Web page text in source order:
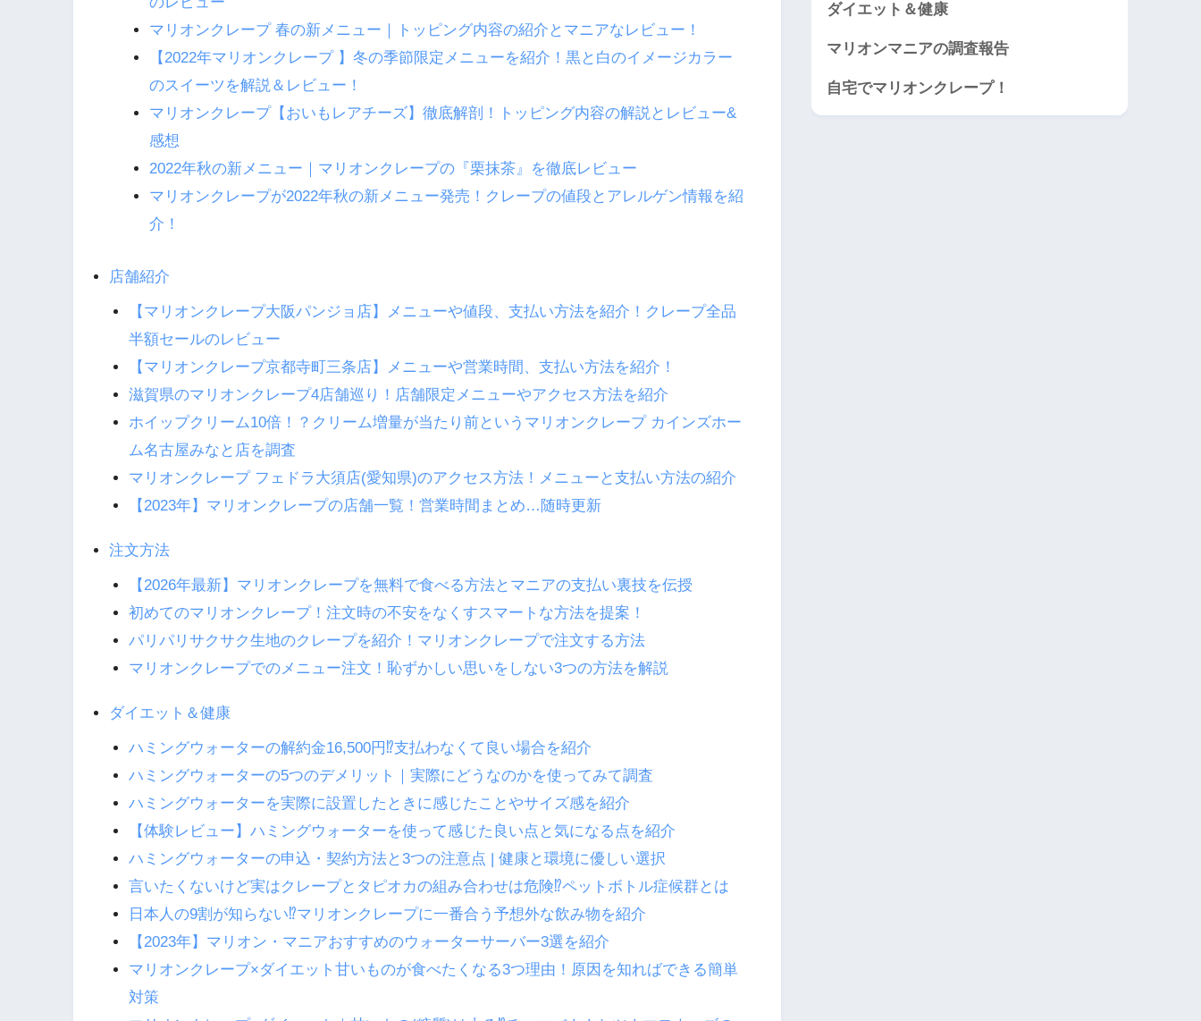
マリオンクレープ 春の新メニュー｜トッピング内容の紹介とマニアなレビュー！
【2022年マリオンクレープ 】冬の季節限定メニューを紹介！黒と白のイメージカラー
のスイーツを解説＆レビュー！
マリオンクレープ【おいもレアチーズ】徹底解剖！トッピング内容の解説とレビュー&
感想
2022年秋の新メニュー｜マリオンクレープの『栗抹茶』を徹底レビュー
マリオンクレープが2022年秋の新メニュー発売！クレープの値段とアレルゲン情報を紹
介！
店舗紹介
【マリオンクレープ大阪パンジョ店】メニューや値段、支払い方法を紹介！クレープ全品
半額セールのレビュー
【マリオンクレープ京都寺町三条店】メニューや営業時間、支払い方法を紹介！
滋賀県のマリオンクレープ4店舗巡り！店舗限定メニューやアクセス方法を紹介
ホイップクリーム10倍！？クリーム増量が当たり前というマリオンクレープ カインズホー
ム名古屋みなと店を調査
マリオンクレープ フェドラ大須店(愛知県)のアクセス方法！メニューと支払い方法の紹介
【2023年】マリオンクレープの店舗一覧！営業時間まとめ…随時更新
注文方法
【2026年最新】マリオンクレープを無料で食べる方法とマニアの支払い裏技を伝授
初めてのマリオンクレープ！注文時の不安をなくすスマートな方法を提案！
パリパリサクサク生地のクレープを紹介！マリオンクレープで注文する方法
マリオンクレープでのメニュー注文！恥ずかしい思いをしない3つの方法を解説
ダイエット＆健康
ハミングウォーターの解約金16,500円⁉支払わなくて良い場合を紹介
ハミングウォーターの5つのデメリット｜実際にどうなのかを使ってみて調査
ハミングウォーターを実際に設置したときに感じたことやサイズ感を紹介
【体験レビュー】ハミングウォーターを使って感じた良い点と気になる点を紹介
ハミングウォーターの申込・契約方法と3つの注意点 | 健康と環境に優しい選択
言いたくないけど実はクレープとタピオカの組み合わせは危険⁉ペットボトル症候群とは
日本人の9割が知らない⁉マリオンクレープに一番合う予想外な飲み物を紹介
【2023年】マリオン・マニアおすすめのウォーターサーバー3選を紹介
マリオンクレープ×ダイエット甘いものが食べたくなる3つ理由！原因を知ればできる簡単
対策
ダイエット＆健康
マリオンマニアの調査報告
自宅でマリオンクレープ！